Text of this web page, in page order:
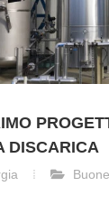
DISCARICA